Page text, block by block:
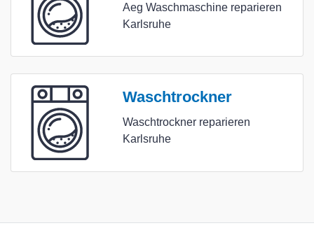
Aeg Waschmaschine reparieren
Karlsruhe
Waschtrockner
Waschtrockner reparieren
Karlsruhe